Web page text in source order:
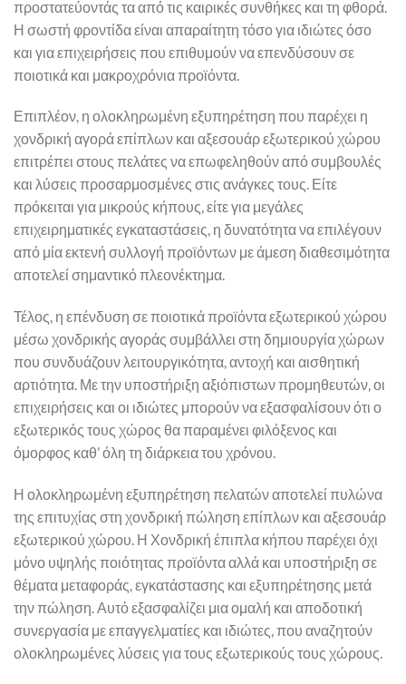
προστατεύοντάς τα από τις καιρικές συνθήκες και τη φθορά.
Η σωστή φροντίδα είναι απαραίτητη τόσο για ιδιώτες όσο
και για επιχειρήσεις που επιθυμούν να επενδύσουν σε
ποιοτικά και μακροχρόνια προϊόντα.
Επιπλέον, η ολοκληρωμένη εξυπηρέτηση που παρέχει η
χονδρική αγορά επίπλων και αξεσουάρ εξωτερικού χώρου
επιτρέπει στους πελάτες να επωφεληθούν από συμβουλές
και λύσεις προσαρμοσμένες στις ανάγκες τους. Είτε
πρόκειται για μικρούς κήπους, είτε για μεγάλες
επιχειρηματικές εγκαταστάσεις, η δυνατότητα να επιλέγουν
από μία εκτενή συλλογή προϊόντων με άμεση διαθεσιμότητα
αποτελεί σημαντικό πλεονέκτημα.
Τέλος, η επένδυση σε ποιοτικά προϊόντα εξωτερικού χώρου
μέσω χονδρικής αγοράς συμβάλλει στη δημιουργία χώρων
που συνδυάζουν λειτουργικότητα, αντοχή και αισθητική
αρτιότητα. Με την υποστήριξη αξιόπιστων προμηθευτών, οι
επιχειρήσεις και οι ιδιώτες μπορούν να εξασφαλίσουν ότι ο
εξωτερικός τους χώρος θα παραμένει φιλόξενος και
όμορφος καθ’ όλη τη διάρκεια του χρόνου.
Η ολοκληρωμένη εξυπηρέτηση πελατών αποτελεί πυλώνα
της επιτυχίας στη χονδρική πώληση επίπλων και αξεσουάρ
εξωτερικού χώρου. Η Χονδρική έπιπλα κήπου παρέχει όχι
μόνο υψηλής ποιότητας προϊόντα αλλά και υποστήριξη σε
θέματα μεταφοράς, εγκατάστασης και εξυπηρέτησης μετά
την πώληση. Αυτό εξασφαλίζει μια ομαλή και αποδοτική
συνεργασία με επαγγελματίες και ιδιώτες, που αναζητούν
ολοκληρωμένες λύσεις για τους εξωτερικούς τους χώρους.